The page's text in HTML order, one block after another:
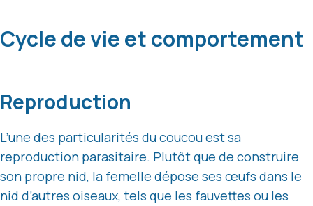
Cycle de vie et comportement
Reproduction
L’une des particularités du coucou est sa
reproduction parasitaire. Plutôt que de construire
son propre nid, la femelle dépose ses œufs dans le
nid d’autres oiseaux, tels que les fauvettes ou les